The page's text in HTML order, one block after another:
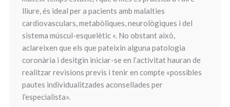
lliure, és ideal per a pacients amb malalties
cardiovasculars, metabòliques, neurològiques i del
sistema múscul-esquelètic «. No obstant això,
aclareixen que els que pateixin alguna patologia
coronària i desitgin iniciar-se en l’activitat hauran de
realitzar revisions previs i tenir en compte «possibles
pautes individualitzades aconsellades per
l’especialista».